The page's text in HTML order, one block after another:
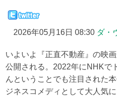
2026年05月16日 08:30 ダ・
いよいよ『正直不動産』の映
公開される。2022年にNHKで
んということでも注目された
ジネスコメディとして大人気